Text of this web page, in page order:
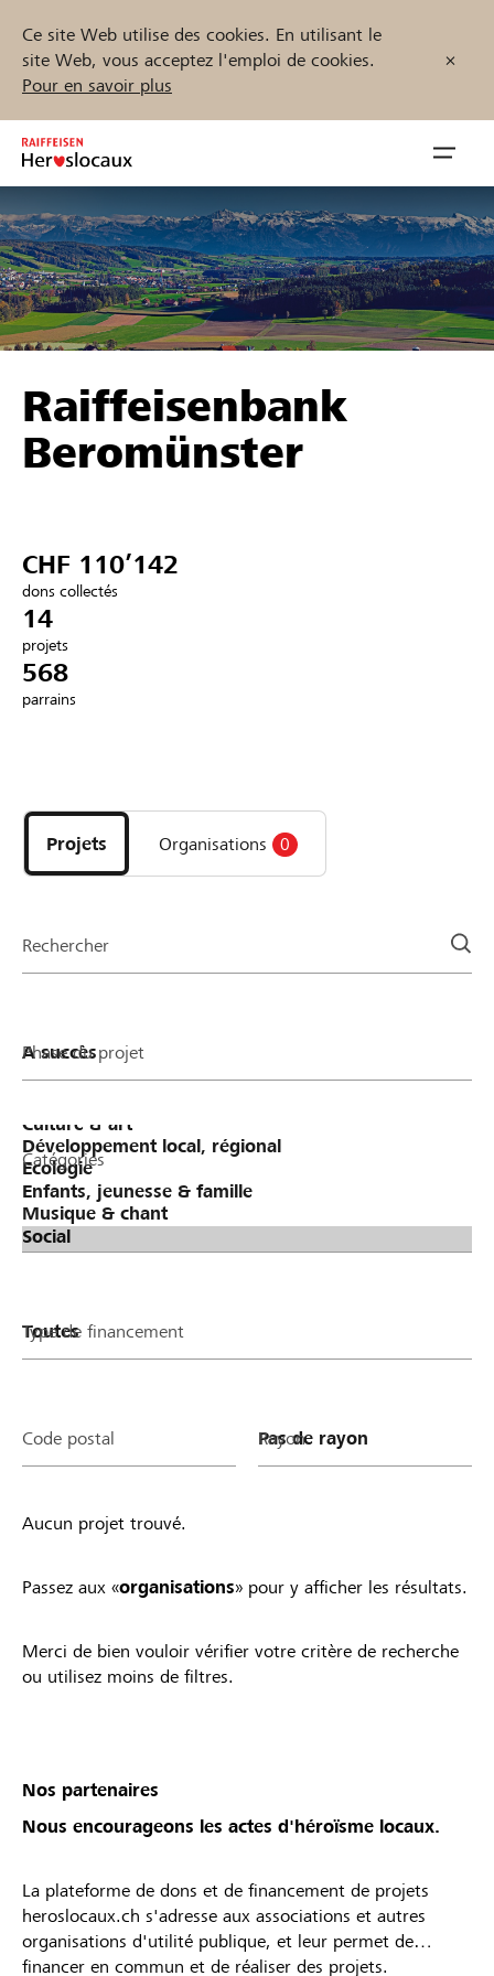
Ce site Web utilise des cookies. En utilisant le
site Web, vous acceptez l'emploi de cookies.
Pour en savoir plus
Inhalt
springen
öffnen
Parrainer
Soutien & assistance
Se connecter
Trouvez des projets et des organisations
Démarrez maintenant
DE FR IT
Raiffeisenbank
Beromünster
CHF 110’142
dons collectés
14
projets
568
parrains
les
projets
et
la
Projets Organisations 0
Rechercher
Phase du projet
Catégories
Type de financement
Code postal Rayon
Aucun projet trouvé.
Passez aux «organisations» pour y afficher les résultats.
Merci de bien vouloir vérifier votre critère de recherche
ou utilisez moins de filtres.
Nos partenaires
Nous encourageons les actes d'héroïsme locaux.
La plateforme de dons et de financement de projets
heroslocaux.ch s'adresse aux associations et autres
organisations d'utilité publique, et leur permet de
financer en commun et de réaliser des projets.